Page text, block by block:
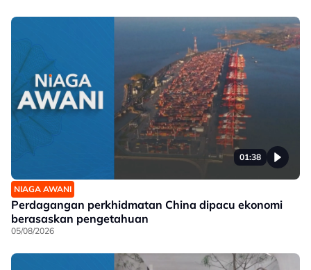
01:38
NIAGA AWANI
Perdagangan perkhidmatan China dipacu ekonomi
berasaskan pengetahuan
05/08/2026